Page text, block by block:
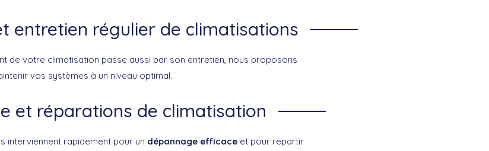
entretien régulier de climatisations
de votre climatisation passe aussi par son entretien, nous proposons
vos systèmes à un niveau optimal.
et réparations de climatisation
interviennent rapidement pour un dépannage efficace et pour repartir